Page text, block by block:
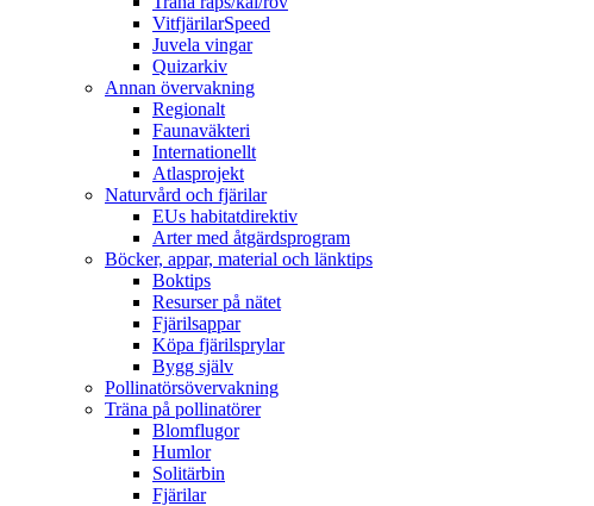
VitfjärilarSpeed
Juvela vingar
Quizarkiv
Annan övervakning
Regionalt
Faunaväkteri
Internationellt
Atlasprojekt
Naturvård och fjärilar
EUs habitatdirektiv
Arter med åtgärdsprogram
Böcker, appar, material och länktips
Boktips
Resurser på nätet
Fjärilsappar
Köpa fjärilsprylar
Bygg själv
Pollinatörsövervakning
Träna på pollinatörer
Blomflugor
Humlor
Solitärbin
Fjärilar